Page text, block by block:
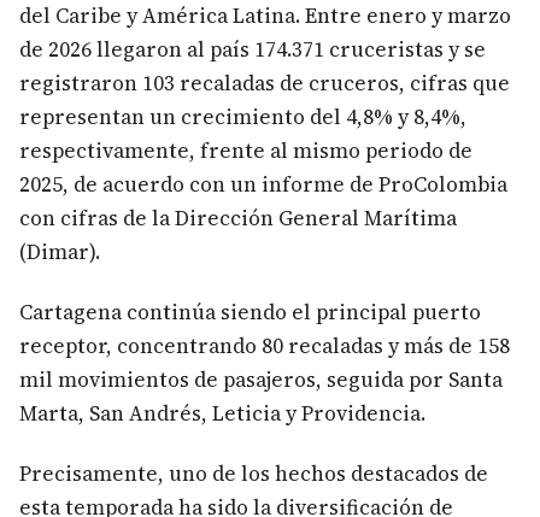
del Caribe y América Latina. Entre enero y marzo
de 2026 llegaron al país 174.371 cruceristas y se
registraron 103 recaladas de cruceros, cifras que
representan un crecimiento del 4,8% y 8,4%,
respectivamente, frente al mismo periodo de
2025, de acuerdo con un informe de ProColombia
con cifras de la Dirección General Marítima
(Dimar).
Cartagena continúa siendo el principal puerto
receptor, concentrando 80 recaladas y más de 158
mil movimientos de pasajeros, seguida por Santa
Marta, San Andrés, Leticia y Providencia.
Precisamente, uno de los hechos destacados de
esta temporada ha sido la diversificación de